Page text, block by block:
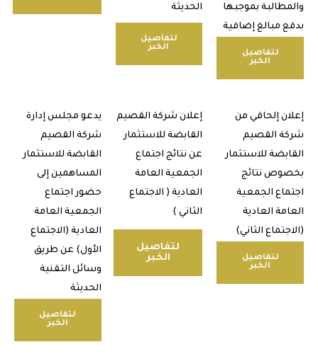
بموجبها
مبالغ إضافية
لتفاصيل
الحديثة
لتفاصيل
إلحاقي من
القصيم
للاستثمار
نتائج
الجمعية
العادية
الثاني)​
لتفاصيل
إعلان شركة القصيم
القابضة للاستثمار
عن نتائج اجتماع
الجمعية العامة
العادية ( الاجتماع
لتفاصيل
يدعو مجلس إدارة
شركة القصيم
القابضة للاستثمار
المساهمين إلى
حضور اجتماع
الجمعية العامة
العادية (الاجتماع
الأول) عن طريق
وسائل التقنية
لتفاصيل